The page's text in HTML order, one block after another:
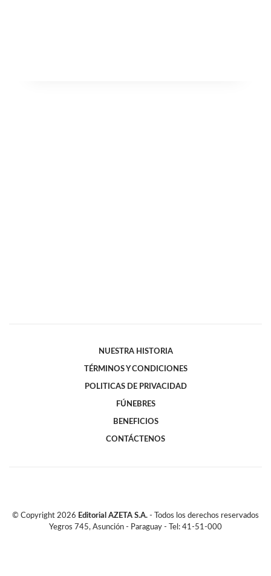
NUESTRA HISTORIA
TÉRMINOS Y CONDICIONES
POLITICAS DE PRIVACIDAD
FÚNEBRES
BENEFICIOS
CONTÁCTENOS
© Copyright 2026 Editorial AZETA S.A. - Todos los derechos reservados
Yegros 745, Asunción - Paraguay - Tel: 41-51-000